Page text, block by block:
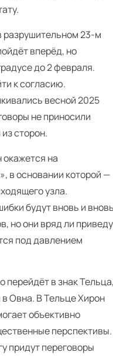
разрушительном 23‑м
вперёд, но
до 2 февраля.
к согласию.
весной 2025
не приносили
сторон.
окажется на
в основании которой —
узла.
будут вновь и
но они вряд ли
под давлением
перейдёт в знак
в Овна. В Тельце Хирон
объективно
перспективы.
придут переговоры